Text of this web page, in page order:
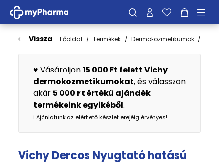
Vissza Főoldal Termékek Dermokozmetikumok
♥️ Vásároljon15 000 Ft felett Vichy
dermokozmetikumokat, és válasszon
akár 5 000 Ft értékű ajándék
termékeink egyikéből.
ℹ️ Ajánlatunk az elérhető készlet erejéig érvényes!
Vichy Dercos Nyugtató hatású